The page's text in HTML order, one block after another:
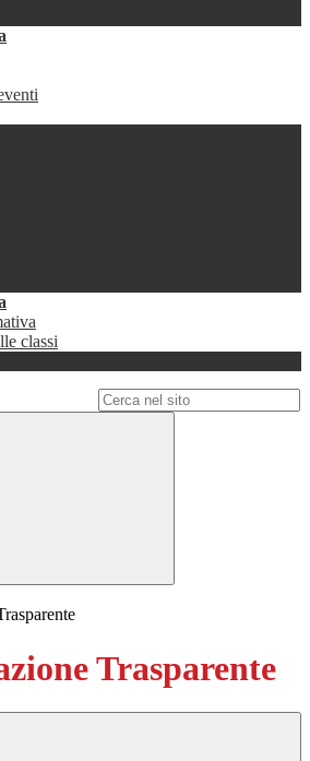
classi
Trasparente